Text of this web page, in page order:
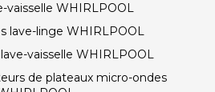
vaisselle WHIRLPOOL
lave-linge WHIRLPOOL
vaisselle WHIRLPOOL
de plateaux micro-ondes